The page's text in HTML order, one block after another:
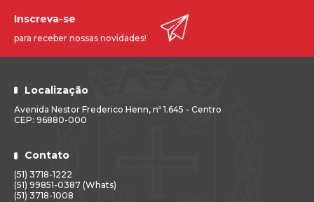
Localização
Avenida Nestor Frederico Henn, nº 1.645 - Centro
CEP: 96880-000
Contato
(51) 3718-1222
(51) 99851-0387 (Whats)
(51) 3718-1008
Inscreva-se
para receber nossas novidades!